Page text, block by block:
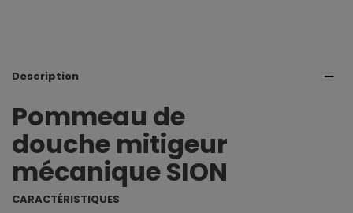
Description
Pommeau de
douche mitigeur
mécanique SION
CARACTÉRISTIQUES